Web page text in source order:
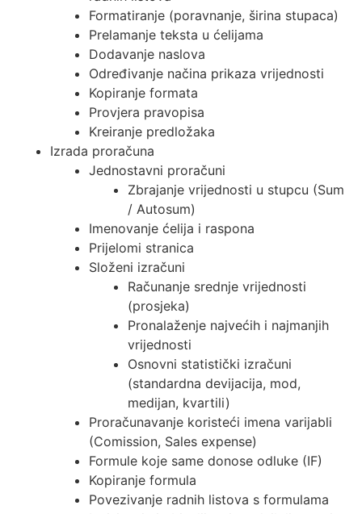
Formatiranje (poravnanje, širina stupaca)
Prelamanje teksta u ćelijama
Dodavanje naslova
Određivanje načina prikaza vrijednosti
Kopiranje formata
Provjera pravopisa
Kreiranje predložaka
Izrada proračuna
Jednostavni proračuni
Zbrajanje vrijednosti u stupcu (Sum
/ Autosum)
Imenovanje ćelija i raspona
Prijelomi stranica
Složeni izračuni
Računanje srednje vrijednosti
(prosjeka)
Pronalaženje najvećih i najmanjih
vrijednosti
Osnovni statistički izračuni
(standardna devijacija, mod,
medijan, kvartili)
Proračunavanje koristeći imena varijabli
(Comission, Sales expense)
Formule koje same donose odluke (IF)
Kopiranje formula
Povezivanje radnih listova s formulama